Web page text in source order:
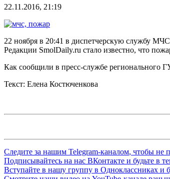
22.11.2016, 21:19
22 ноября в 20:41 в диспетчерскую службу
Редакции SmolDaily.ru стало известно, что
Как сообщили в пресс-службе регионального
Текст: Елена Костюченкова
Следите за нашим Telegram-каналом, чтобы не
Подписывайтесь на нас ВКонтакте и будьте в
Вступайте в нашу группу в Одноклассниках и